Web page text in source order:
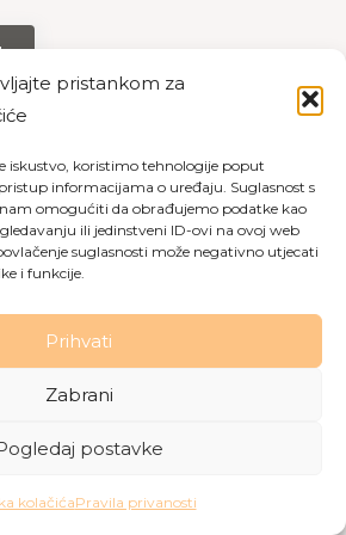
pristankom za
iskustvo, koristimo tehnologije poput
informacijama o uređaju. Suglasnost s
omogućiti da obrađujemo podatke kao
ili jedinstveni ID-ovi na ovoj web
suglasnosti može negativno utjecati
i funkcije.
Prihvati
Zabrani
postavke
kolačićaPravila privanosti
Dom za starije osobe Labin| Pravila
|Politika kolačića
with love byGobo Digital